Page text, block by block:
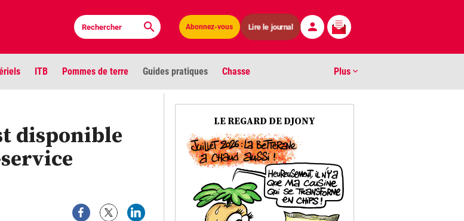
Abonnez-vous Lire le journal
ITB Pommes de terre Guides pratiques Chasse Plus
PLUS
Anciens numéros
Biocarburants
Environnement
disponible LE REGARD DE DJONY